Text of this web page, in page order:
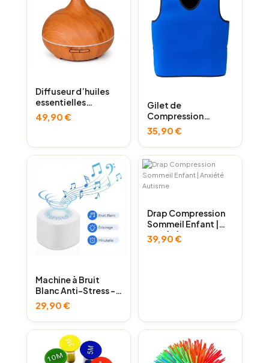
Diffuseur d’huiles
essentielles
silencieux
49,90€
Gilet de
Compression
Sensorielle TDAH
Autisme
35,90€
Machine à Bruit
Blanc Anti-Stress –
Sommeil et
Concentration
TDAH/Autisme
29,90€
Drap Compression
Sommeil Enfant |
Anxiété Autisme
39,90€